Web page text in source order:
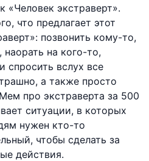
«Человек экстраверт».
что предлагает этот
позвонить кому-то,
на кого-то,
спросить вслух все
а также просто
про экстраверта за 500
ситуации, в которых
нужен кто-то
чтобы сделать за
действия.